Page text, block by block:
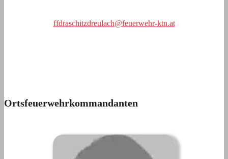
ffdraschitzdreulach@feuerwehr-ktn.at
Ortsfeuerwehrkommandanten